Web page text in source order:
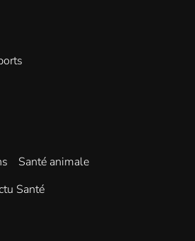
Santé animale
Santé